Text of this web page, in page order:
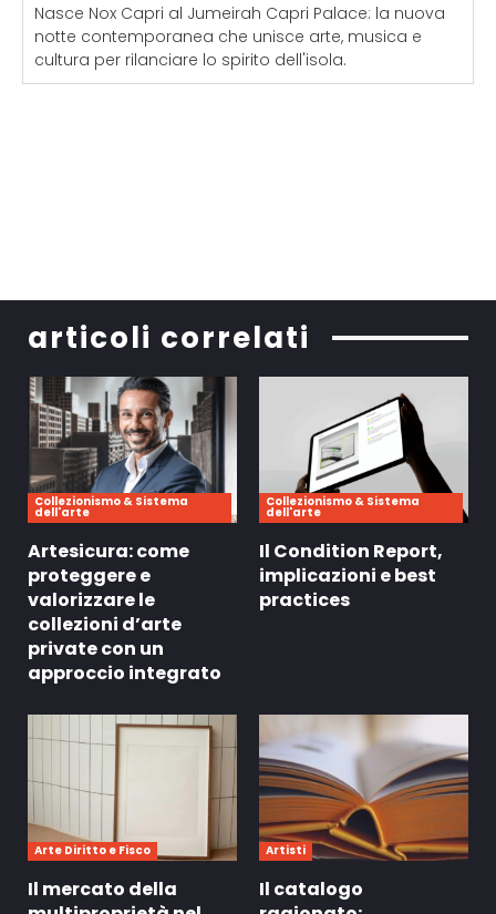
Nasce Nox Capri al Jumeirah Capri Palace: la nuova
notte contemporanea che unisce arte, musica e
cultura per rilanciare lo spirito dell'isola.
articoli correlati
Collezionismo & Sistema
dell'arte
Artesicura: come
proteggere e
valorizzare le
collezioni d’arte
private con un
approccio integrato
Collezionismo & Sistema
dell'arte
Il Condition Report,
implicazioni e best
practices
Arte Diritto e Fisco
Il mercato della
Artisti
Il catalogo